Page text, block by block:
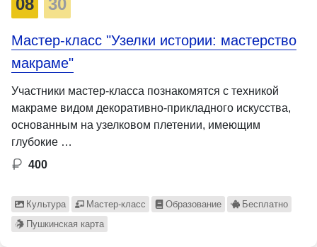
08 30
Мастер-класс "Узелки истории: мастерство
макраме"
Участники мастер-класса познакомятся с техникой
макраме видом декоративно-прикладного искусства,
основанным на узелковом плетении, имеющим
глубокие …
400
Культура Мастер-класс Образование
Бесплатно
Пушкинская карта